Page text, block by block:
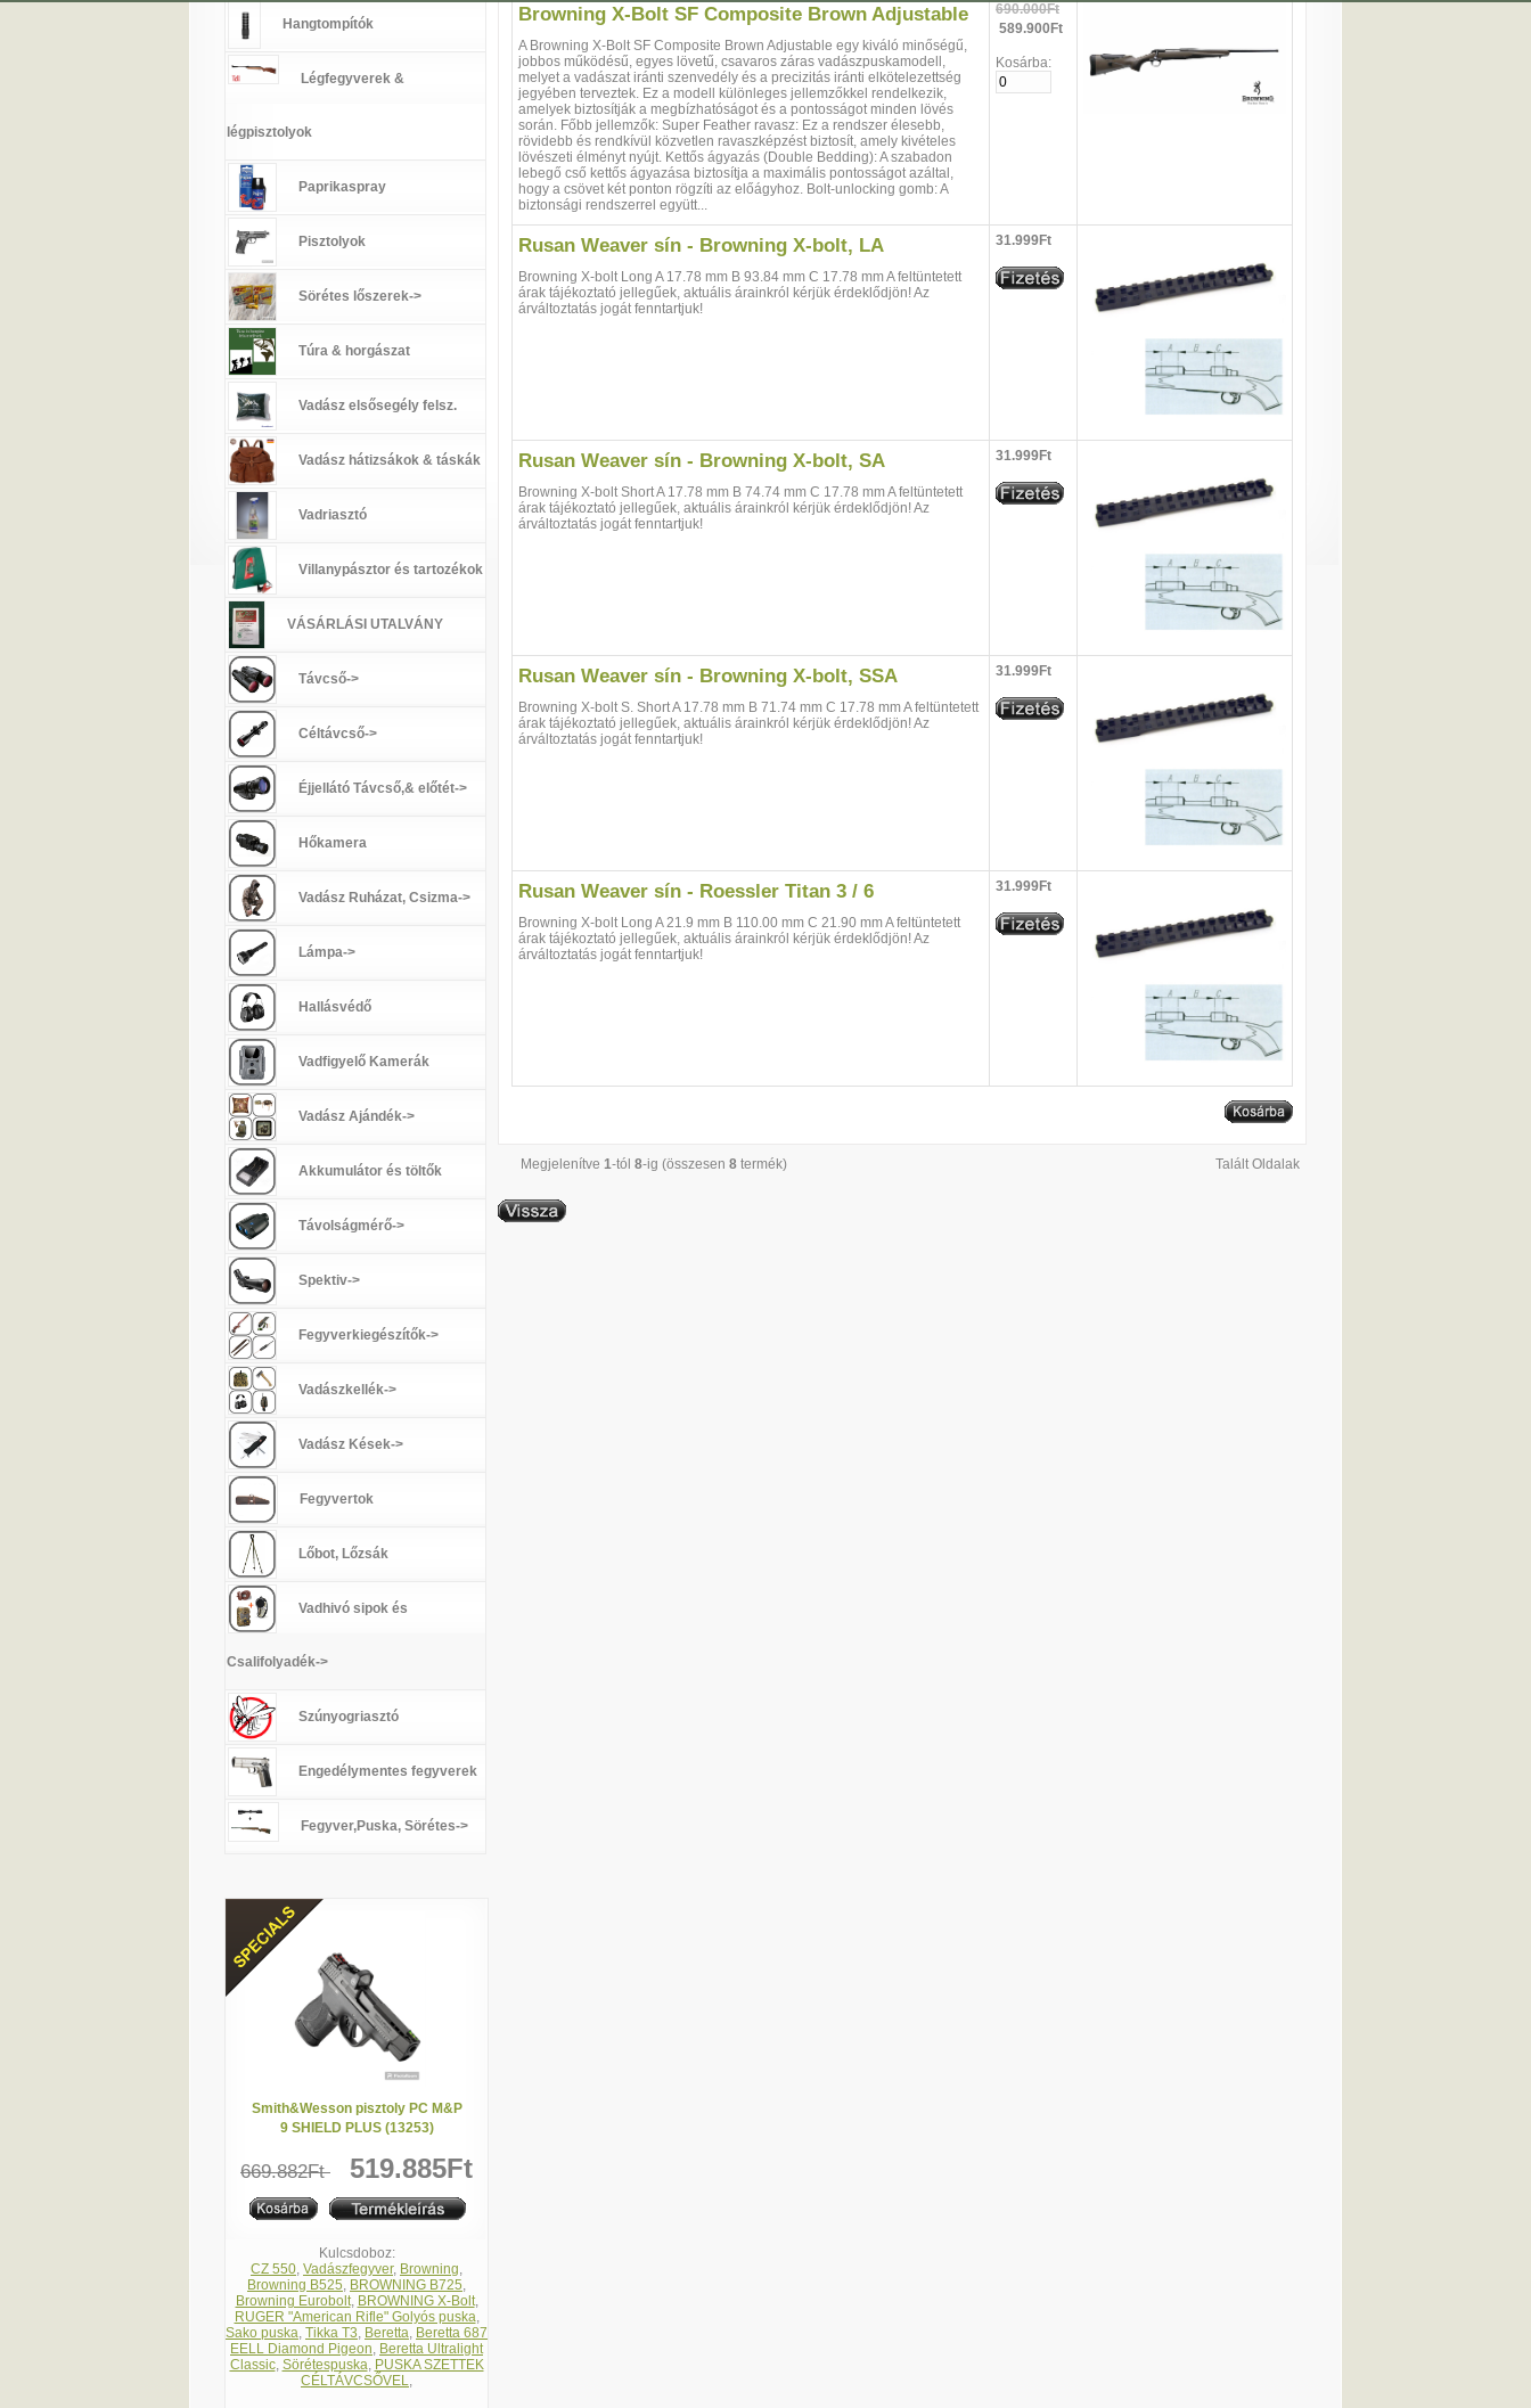
Hangtompítók
Légfegyverek &
légpisztolyok
Paprikaspray
Pisztolyok
Sörétes lőszerek->
Túra & horgászat
Vadász elsősegély felsz.
Vadász hátizsákok & táskák
Vadriasztó
Villanypásztor és tartozékok
VÁSÁRLÁSI UTALVÁNY
Távcső->
Céltávcső->
Éjjellátó Távcső,& előtét->
Hőkamera
Vadász Ruházat, Csizma->
Lámpa->
Hallásvédő
Vadfigyelő Kamerák
Vadász Ajándék->
Akkumulátor és töltők
Távolságmérő->
Spektiv->
Fegyverkiegészítők->
Vadászkellék->
Vadász Kések->
Fegyvertok
Lőbot, Lőzsák
Vadhivó sipok és
Csalifolyadék->
Szúnyogriasztó
Engedélymentes fegyverek
Fegyver,Puska, Sörétes->
Smith&Wesson pisztoly PC M&P
9 SHIELD PLUS (13253)
669.882Ft 519.885Ft
Kulcsdoboz:
CZ 550, Vadászfegyver, Browning,
Browning B525, BROWNING B725,
Browning Eurobolt, BROWNING X-Bolt,
RUGER "American Rifle" Golyós puska,
Sako puska, Tikka T3, Beretta, Beretta 687
EELL Diamond Pigeon, Beretta Ultralight
Classic, Sörétespuska, PUSKA SZETTEK
CÉLTÁVCSŐVEL,
Browning X-Bolt SF Composite Brown Adjustable
A Browning X-Bolt SF Composite Brown Adjustable egy kiváló minőségű,
jobbos működésű, egyes lövetű, csavaros záras vadászpuskamodell,
melyet a vadászat iránti szenvedély és a precizitás iránti elkötelezettség
jegyében terveztek. Ez a modell különleges jellemzőkkel rendelkezik,
amelyek biztosítják a megbízhatóságot és a pontosságot minden lövés
során. Főbb jellemzők: Super Feather ravasz: Ez a rendszer élesebb,
rövidebb és rendkívül közvetlen ravaszképzést biztosít, amely kivételes
lövészeti élményt nyújt. Kettős ágyazás (Double Bedding): A szabadon
lebegő cső kettős ágyazása biztosítja a maximális pontosságot azáltal,
hogy a csövet két ponton rögzíti az előágyhoz. Bolt-unlocking gomb: A
biztonsági rendszerrel együtt...
690.000Ft
589.900Ft
Kosárba:
Rusan Weaver sín - Browning X-bolt, LA
Browning X-bolt Long A 17.78 mm B 93.84 mm C 17.78 mm A feltüntetett
árak tájékoztató jellegűek, aktuális árainkról kérjük érdeklődjön! Az
árváltoztatás jogát fenntartjuk!
31.999Ft
Rusan Weaver sín - Browning X-bolt, SA
Browning X-bolt Short A 17.78 mm B 74.74 mm C 17.78 mm A feltüntetett
árak tájékoztató jellegűek, aktuális árainkról kérjük érdeklődjön! Az
árváltoztatás jogát fenntartjuk!
31.999Ft
Rusan Weaver sín - Browning X-bolt, SSA
Browning X-bolt S. Short A 17.78 mm B 71.74 mm C 17.78 mm A feltüntetett
árak tájékoztató jellegűek, aktuális árainkról kérjük érdeklődjön! Az
árváltoztatás jogát fenntartjuk!
31.999Ft
Rusan Weaver sín - Roessler Titan 3 / 6
Browning X-bolt Long A 21.9 mm B 110.00 mm C 21.90 mm A feltüntetett
árak tájékoztató jellegűek, aktuális árainkról kérjük érdeklődjön! Az
árváltoztatás jogát fenntartjuk!
31.999Ft
Megjelenítve 1-tól 8-ig (összesen 8 termék) Talált Oldalak